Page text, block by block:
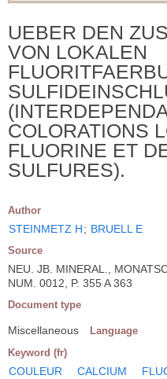
UEBER DEN
VON LOKALEN
COLORATIONS
FLUORINE ET
SULFURES).
Author
STEINMETZ H; BRUELL E
Source
NEU. JB. MINERAL.,
NUM. 0012, P. 355 A 363
Document type
Miscellaneous Language
Keyword (fr)
COULEUR CALCIUM